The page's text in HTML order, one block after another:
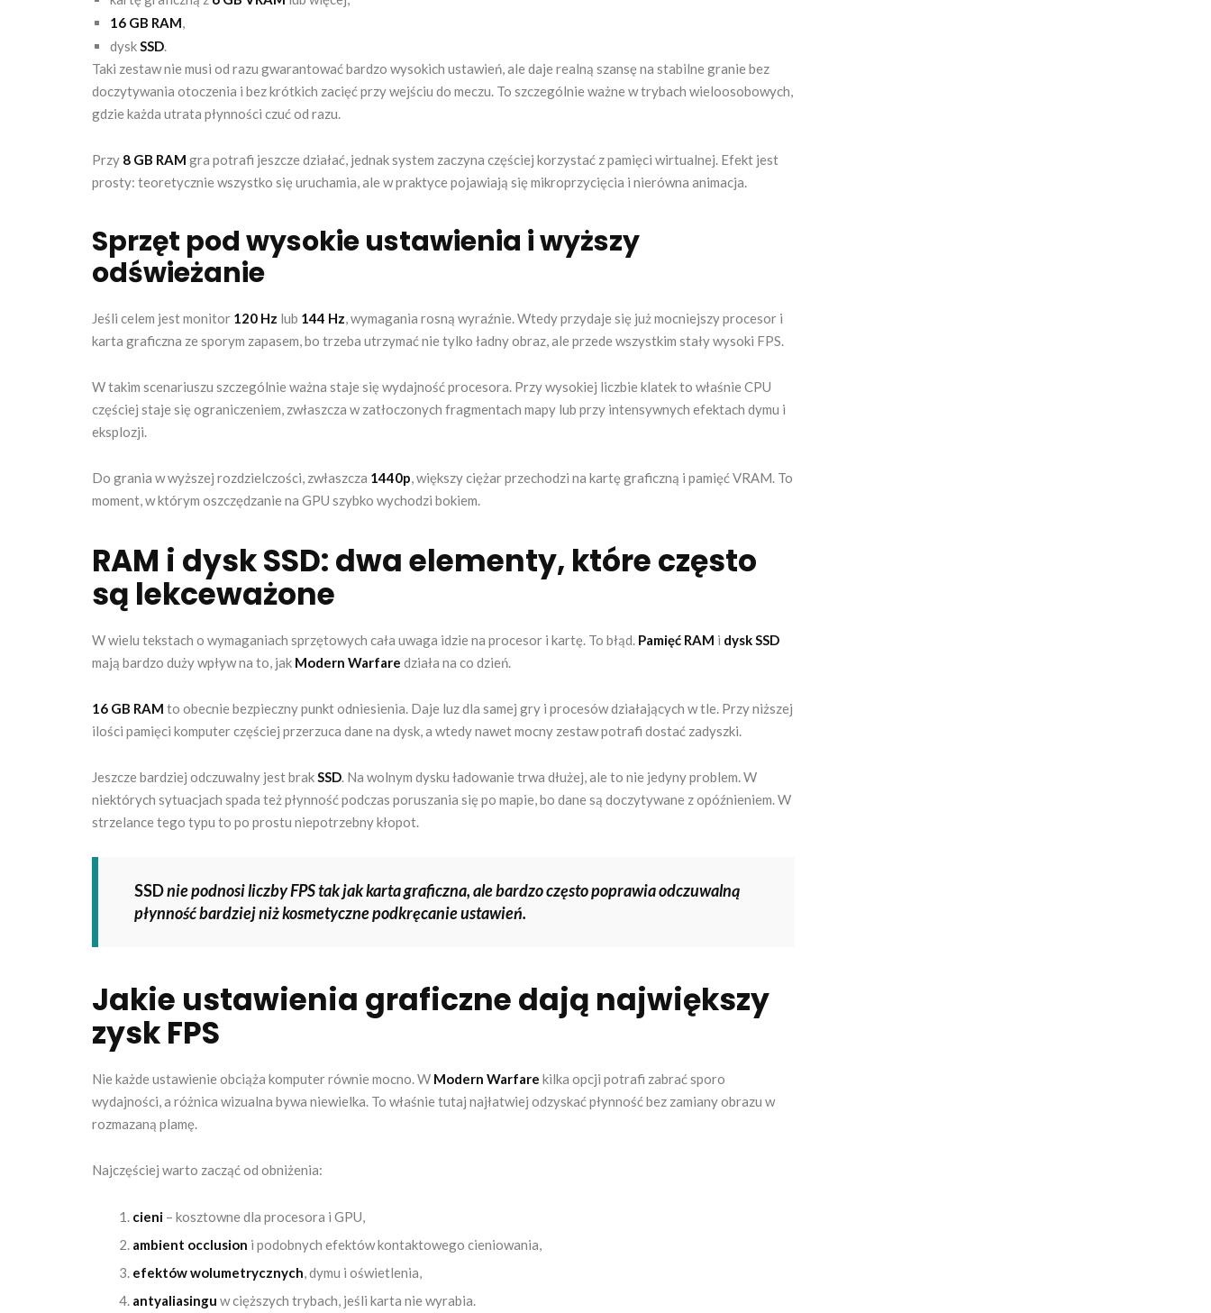
16 GB RAM,
dyskSSD.
Taki zestaw nie musi od razu gwarantować bardzo wysokich ustawień, ale daje realną szansę na stabilne granie bez
doczytywania otoczenia i bez krótkich zacięć przy wejściu do meczu. To szczególnie ważne w trybach wieloosobowych,
gdzie każda utrata płynności czuć od razu.
Przy 8 GB RAM gra potrafi jeszcze działać, jednak system zaczyna częściej korzystać z pamięci wirtualnej. Efekt jest
prosty: teoretycznie wszystko się uruchamia, ale w praktyce pojawiają się mikroprzycięcia i nierówna animacja.
Sprzęt pod wysokie ustawienia i wyższy
odświeżanie
Jeśli celem jest monitor 120 Hz lub 144 Hz, wymagania rosną wyraźnie. Wtedy przydaje się już mocniejszy procesor i
karta graficzna ze sporym zapasem, bo trzeba utrzymać nie tylko ładny obraz, ale przede wszystkim stały wysoki FPS.
W takim scenariuszu szczególnie ważna staje się wydajność procesora. Przy wysokiej liczbie klatek to właśnie CPU
częściej staje się ograniczeniem, zwłaszcza w zatłoczonych fragmentach mapy lub przy intensywnych efektach dymu i
eksplozji.
Do grania w wyższej rozdzielczości, zwłaszcza 1440p, większy ciężar przechodzi na kartę graficzną i pamięć VRAM. To
moment, w którym oszczędzanie na GPU szybko wychodzi bokiem.
RAM i dysk SSD: dwa elementy, które często
są lekceważone
W wielu tekstach o wymaganiach sprzętowych cała uwaga idzie na procesor i kartę. To błąd. Pamięć RAM i dysk SSD
mają bardzo duży wpływ na to, jak Modern Warfare działa na co dzień.
16 GB RAM to obecnie bezpieczny punkt odniesienia. Daje luz dla samej gry i procesów działających w tle. Przy niższej
ilości pamięci komputer częściej przerzuca dane na dysk, a wtedy nawet mocny zestaw potrafi dostać zadyszki.
Jeszcze bardziej odczuwalny jest brakSSD. Na wolnym dysku ładowanie trwa dłużej, ale to nie jedyny problem. W
niektórych sytuacjach spada też płynność podczas poruszania się po mapie, bo dane są doczytywane z opóźnieniem. W
strzelance tego typu to po prostu niepotrzebny kłopot.
SSDnie podnosi liczby FPS tak jak karta graficzna, ale bardzo często poprawia odczuwalną
płynność bardziej niż kosmetyczne podkręcanie ustawień.
Jakie ustawienia graficzne dają największy
zysk FPS
Nie każde ustawienie obciąża komputer równie mocno. W Modern Warfare kilka opcji potrafi zabrać sporo
wydajności, a różnica wizualna bywa niewielka. To właśnie tutaj najłatwiej odzyskać płynność bez zamiany obrazu w
rozmazaną plamę.
Najczęściej warto zacząć od obniżenia:
cieni – kosztowne dla procesora i GPU,
ambient occlusion i podobnych efektów kontaktowego cieniowania,
efektów wolumetrycznych, dymu i oświetlenia,
antyaliasingu w cięższych trybach, jeśli karta nie wyrabia.